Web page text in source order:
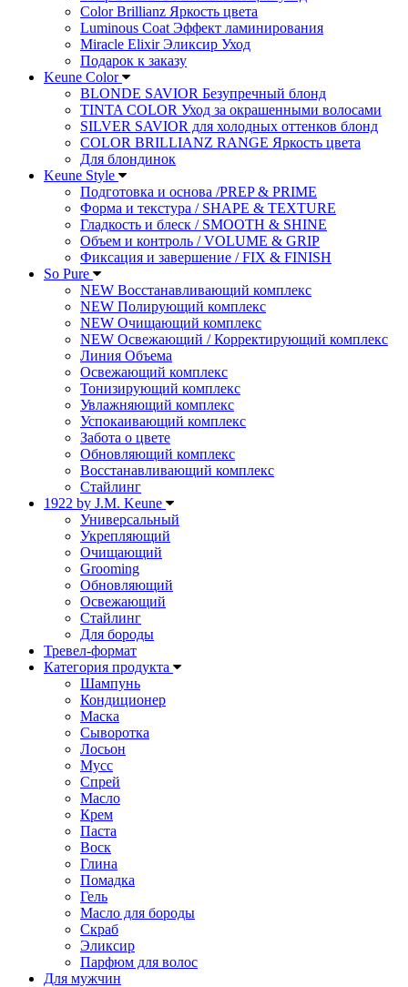
Color Brillianz Яркость цвета
Luminous Coat Эффект ламинирования
Miracle Elixir Эликсир Уход
Подарок к заказу
Keune Color
BLONDE SAVIOR Безупречный блонд
TINTA COLOR Уход за окрашенными волосами
SILVER SAVIOR для холодных оттенков блонд
COLOR BRILLIANZ RANGE Яркость цвета
Для блондинок
Keune Style
Подготовка и основа /PREP & PRIME
Форма и текстура / SHAPE & TEXTURE
Гладкость и блеск / SMOOTH & SHINE
Объем и контроль / VOLUME & GRIP
Фиксация и завершение / FIX & FINISH
So Pure
NEW Восстанавливающий комплекс
NEW Полирующий комплекс
NEW Очищающий комплекс
NEW Освежающий / Корректирующий комплекс
Линия Объема
Освежающий комплекс
Тонизирующий комплекс
Увлажняющий комплекс
Успокаивающий комплекс
Забота о цвете
Обновляющий комплекс
Восстанавливающий комплекс
Стайлинг
1922 by J.M. Keune
Универсальный
Укрепляющий
Очищающий
Grooming
Обновляющий
Освежающий
Стайлинг
Для бороды
Тревел-формат
Категория продукта
Шампунь
Кондиционер
Маска
Сыворотка
Лосьон
Мусс
Спрей
Масло
Крем
Паста
Воск
Глина
Помадка
Гель
Масло для бороды
Cкраб
Эликсир
Парфюм для волос
Для мужчин